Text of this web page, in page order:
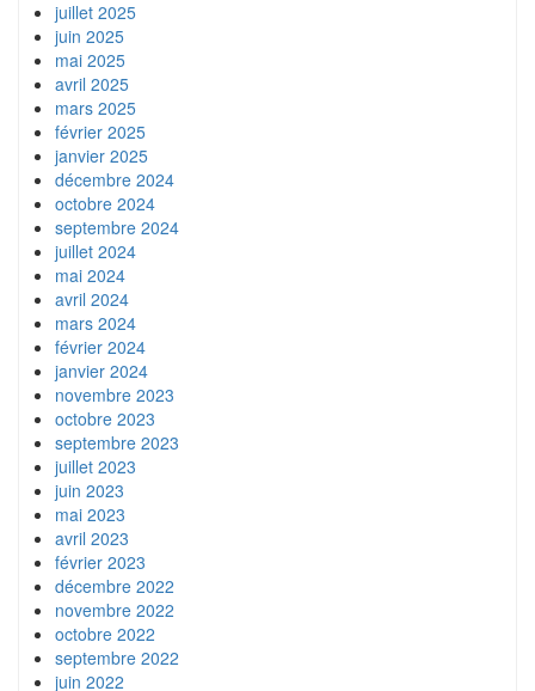
juillet 2025
juin 2025
mai 2025
avril 2025
mars 2025
février 2025
janvier 2025
décembre 2024
octobre 2024
septembre 2024
juillet 2024
mai 2024
avril 2024
mars 2024
février 2024
janvier 2024
novembre 2023
octobre 2023
septembre 2023
juillet 2023
juin 2023
mai 2023
avril 2023
février 2023
décembre 2022
novembre 2022
octobre 2022
septembre 2022
juin 2022